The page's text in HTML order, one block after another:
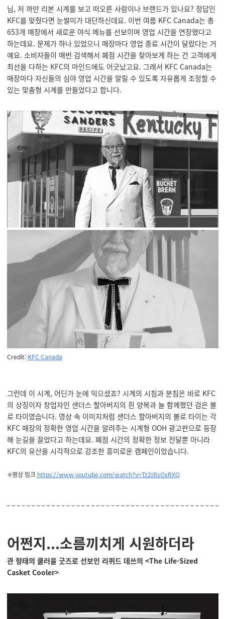
님, 저 까만 리본 시계를 보고 떠오른 사람이나 브랜드가 있나요? 정답인
KFC를 맞췄다면 눈썰미가 대단하신데요. 이번 여름 KFC Canada는 총
653개 매장에서 새로운 야식 메뉴를 선보이며 영업 시간을 연장했다고
하는데요. 문제가 하나 있었으니 매장마다 영업 종료 시간이 달랐다는 거
예요. 소비자들이 매번 검색해서 폐점 시간을 찾아보게 하는 건 고객에게
최선을 다하는 KFC의 마인드에도 어긋났고요. 그래서 KFC Canada는
매장마다 자신들의 심야 영업 시간을 알릴 수 있도록 자유롭게 조정할 수
있는 맞춤형 시계를 만들었다고 합니다.
Credit: KFC Canada
그런데 이 시계, 어딘가 눈에 익으셨죠? 시계의 시침과 분침은 바로 KFC
의 상징이자 창업자인 샌더스 할아버지의 흰 양복과 늘 함께했던 검은 볼
로 타이였습니다. 영상 속 이미지처럼 샌더스 할아버지의 볼로 타이는 각
KFC 매장의 정확한 영업 시간을 알려주는 시계형 OOH 광고판으로 등장
해 눈길을 끌었다고 하는데요. 폐점 시간의 정확한 정보 전달뿐 아니라
KFC의 유산을 시각적으로 강조한 흥미로운 캠페인이었습니다.
✳️영상 링크 https://www.youtube.com/watch?v=Tz2IBsOxRXQ
어쩐지...소름끼치게 시원하더라
관 형태의 쿨러을 굿즈로 선보인 리퀴드 데쓰의 <The Life-Sized
Casket Cooler>